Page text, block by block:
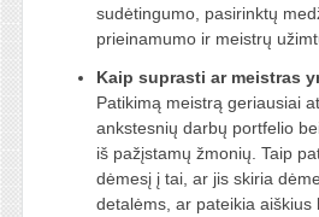
sudėtingumo, pasirinktų
prieinamumo ir meistrų
Kaip suprasti ar meistras
Patikimą meistrą geriausiai
ankstesnių darbų portfelio
iš pažįstamų žmonių. Taip
dėmesį į tai, ar jis skiria
detalėms, ar pateikia aiškius